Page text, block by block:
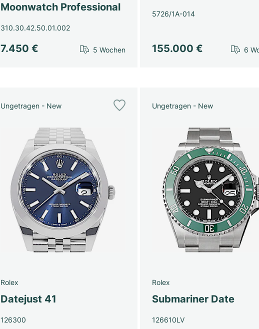
Moonwatch Professional
310.30.42.50.01.002
7.450 € 5 Wochen
5726/1A-014
155.000 € 6
Ungetragen - New
Rolex
Datejust 41
126300
Ungetragen - New
Rolex
Submariner Date
126610LV